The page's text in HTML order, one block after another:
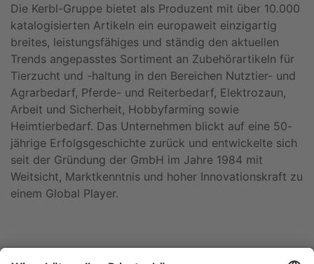
Die Kerbl-Gruppe bietet als Produzent mit über 10.000
katalogisierten Artikeln ein europaweit einzigartig
breites, leistungsfähiges und ständig den aktuellen
Trends angepasstes Sortiment an Zubehörartikeln für
Tierzucht und -haltung in den Bereichen Nutztier- und
Agrarbedarf, Pferde- und Reiterbedarf, Elektrozaun,
Arbeit und Sicherheit, Hobbyfarming sowie
Heimtierbedarf. Das Unternehmen blickt auf eine 50-
jährige Erfolgsgeschichte zurück und entwickelte sich
seit der Gründung der GmbH im Jahre 1984 mit
Weitsicht, Marktkenntnis und hoher Innovationskraft zu
einem Global Player.